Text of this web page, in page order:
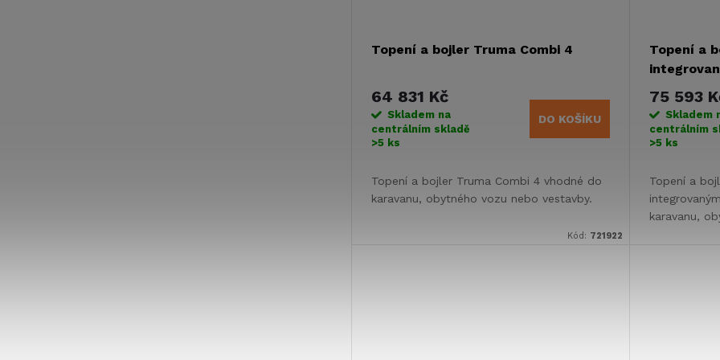
Topení a bojler Truma Combi 4
64 831 Kč
Skladem na
centrálním skladě
>5 ks
DO KOŠÍKU
Topení a bojler Truma Combi 4 vhodné do
karavanu, obytného vozu nebo vestavby.
Kód: 721922
Topení a
75 593
Skladem
centrálním
>5 ks
Topení a
karavanu,